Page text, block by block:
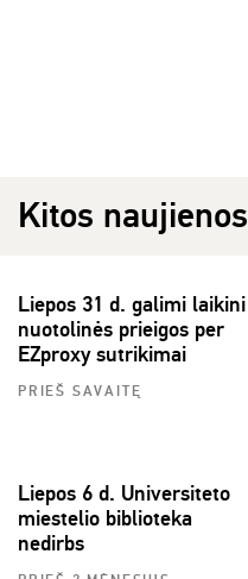
Kitos naujienos
Liepos 31 d. galimi laikini
nuotolinės prieigos per
EZproxy sutrikimai
PRIEŠ SAVAITĘ
Liepos 6 d. Universiteto
miestelio biblioteka
nedirbs